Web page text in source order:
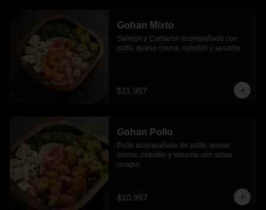
Gohan Mixto
Salmón y Camarón acompañado con
palta, queso crema, cebollin y sesamo.
$11.957
Gohan Pollo
Pollo acompañado de palta, queso
crema, cebollin y sesamo con salsa
unagui.
$10.957